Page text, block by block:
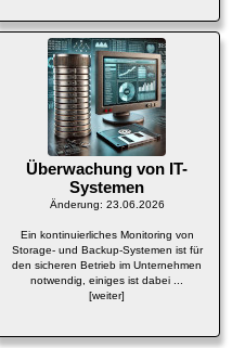
Überwachung von IT-
Systemen
Änderung: 23.06.2026
Ein kontinuierliches Monitoring von
Storage- und Backup-Systemen ist für
den sicheren Betrieb im Unternehmen
notwendig, einiges ist dabei ...
[weiter]